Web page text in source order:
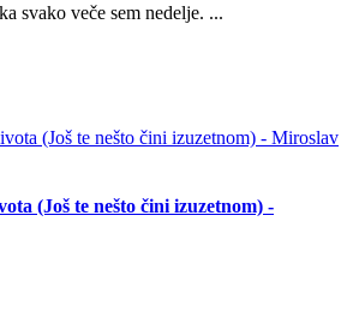
svako veče sem nedelje. ...
(Još te nešto čini izuzetnom) -